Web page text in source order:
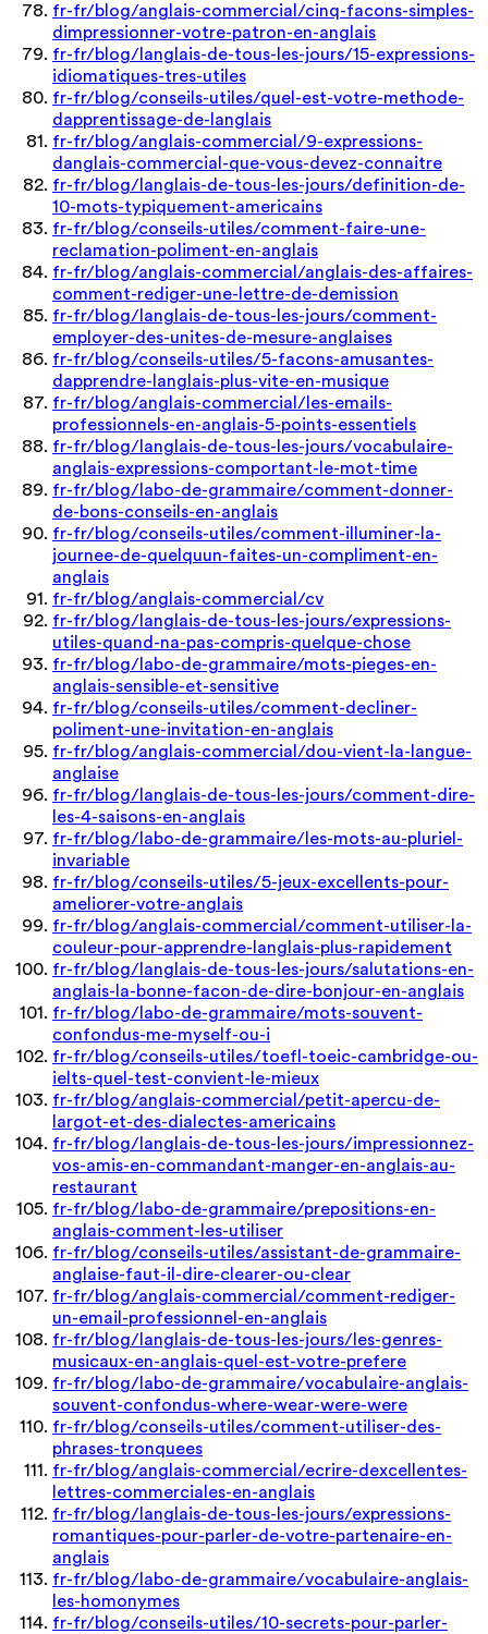
fr-fr/blog/anglais-commercial/cinq-facons-simples-
dimpressionner-votre-patron-en-anglais
fr-fr/blog/langlais-de-tous-les-jours/15-expressions-
idiomatiques-tres-utiles
fr-fr/blog/conseils-utiles/quel-est-votre-methode-
dapprentissage-de-langlais
fr-fr/blog/anglais-commercial/9-expressions-
danglais-commercial-que-vous-devez-connaitre
fr-fr/blog/langlais-de-tous-les-jours/definition-de-
10-mots-typiquement-americains
fr-fr/blog/conseils-utiles/comment-faire-une-
reclamation-poliment-en-anglais
fr-fr/blog/anglais-commercial/anglais-des-affaires-
comment-rediger-une-lettre-de-demission
fr-fr/blog/langlais-de-tous-les-jours/comment-
employer-des-unites-de-mesure-anglaises
fr-fr/blog/conseils-utiles/5-facons-amusantes-
dapprendre-langlais-plus-vite-en-musique
fr-fr/blog/anglais-commercial/les-emails-
professionnels-en-anglais-5-points-essentiels
fr-fr/blog/langlais-de-tous-les-jours/vocabulaire-
anglais-expressions-comportant-le-mot-time
fr-fr/blog/labo-de-grammaire/comment-donner-
de-bons-conseils-en-anglais
fr-fr/blog/conseils-utiles/comment-illuminer-la-
journee-de-quelquun-faites-un-compliment-en-
anglais
fr-fr/blog/anglais-commercial/cv
fr-fr/blog/langlais-de-tous-les-jours/expressions-
utiles-quand-na-pas-compris-quelque-chose
fr-fr/blog/labo-de-grammaire/mots-pieges-en-
anglais-sensible-et-sensitive
fr-fr/blog/conseils-utiles/comment-decliner-
poliment-une-invitation-en-anglais
fr-fr/blog/anglais-commercial/dou-vient-la-langue-
anglaise
fr-fr/blog/langlais-de-tous-les-jours/comment-dire-
les-4-saisons-en-anglais
fr-fr/blog/labo-de-grammaire/les-mots-au-pluriel-
invariable
fr-fr/blog/conseils-utiles/5-jeux-excellents-pour-
ameliorer-votre-anglais
fr-fr/blog/anglais-commercial/comment-utiliser-la-
couleur-pour-apprendre-langlais-plus-rapidement
fr-fr/blog/langlais-de-tous-les-jours/salutations-en-
anglais-la-bonne-facon-de-dire-bonjour-en-anglais
fr-fr/blog/labo-de-grammaire/mots-souvent-
confondus-me-myself-ou-i
fr-fr/blog/conseils-utiles/toefl-toeic-cambridge-ou-
ielts-quel-test-convient-le-mieux
fr-fr/blog/anglais-commercial/petit-apercu-de-
largot-et-des-dialectes-americains
fr-fr/blog/langlais-de-tous-les-jours/impressionnez-
vos-amis-en-commandant-manger-en-anglais-au-
restaurant
fr-fr/blog/labo-de-grammaire/prepositions-en-
anglais-comment-les-utiliser
fr-fr/blog/conseils-utiles/assistant-de-grammaire-
anglaise-faut-il-dire-clearer-ou-clear
fr-fr/blog/anglais-commercial/comment-rediger-
un-email-professionnel-en-anglais
fr-fr/blog/langlais-de-tous-les-jours/les-genres-
musicaux-en-anglais-quel-est-votre-prefere
fr-fr/blog/labo-de-grammaire/vocabulaire-anglais-
souvent-confondus-where-wear-were-were
fr-fr/blog/conseils-utiles/comment-utiliser-des-
phrases-tronquees
fr-fr/blog/anglais-commercial/ecrire-dexcellentes-
lettres-commerciales-en-anglais
fr-fr/blog/langlais-de-tous-les-jours/expressions-
romantiques-pour-parler-de-votre-partenaire-en-
anglais
fr-fr/blog/labo-de-grammaire/vocabulaire-anglais-
les-homonymes
fr-fr/blog/conseils-utiles/10-secrets-pour-parler-